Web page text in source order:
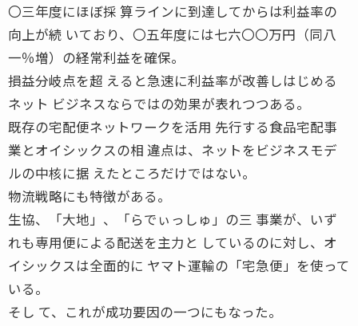
〇三年度にほぼ採 算ラインに到達してからは利益率の
向上が続 いており、〇五年度には七六〇〇万円（同八
一％増）の経常利益を確保。
損益分岐点を超 えると急速に利益率が改善しはじめる
ネット ビジネスならではの効果が表れつつある。
既存の宅配便ネットワークを活用 先行する食品宅配事
業とオイシックスの相 違点は、ネットをビジネスモデ
ルの中核に据 えたところだけではない。
物流戦略にも特徴がある。
生協、「大地」、「らでぃっしゅ」の三 事業が、いず
れも専用便による配送を主力と しているのに対し、オ
イシックスは全面的に ヤマト運輸の「宅急便」を使って
いる。
そし て、これが成功要因の一つにもなった。